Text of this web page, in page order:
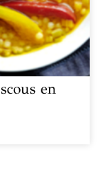
en